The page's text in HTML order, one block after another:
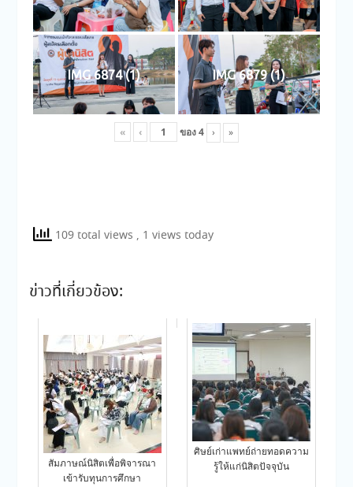
IMG 6874 (1) IMG 6879 (1)
« ‹ ของ4 › »
109 total views , 1 views today
ข่าวที่เกี่ยวข้อง:
สัมภาษณ์นิสิตเพื่อพิจารณา
เข้ารับทุนการศึกษา
ศิษย์เก่าแพทย์ถ่ายทอดความ
รู้ให้แก่นิสิตปัจจุบัน